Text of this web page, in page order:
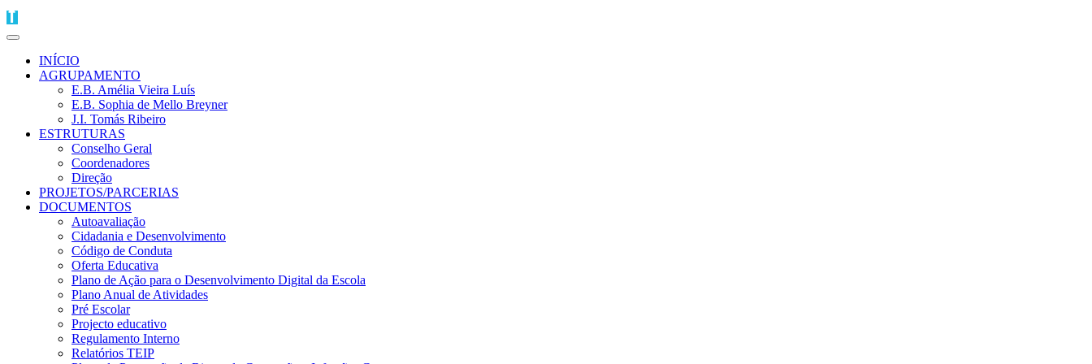
INÍCIO
AGRUPAMENTO
E.B. Amélia Vieira Luís
E.B. Sophia de Mello Breyner
J.I. Tomás Ribeiro
ESTRUTURAS
Conselho Geral
Coordenadores
Direção
PROJETOS/PARCERIAS
DOCUMENTOS
Autoavaliação
Cidadania e Desenvolvimento
Código de Conduta
Oferta Educativa
Plano de Ação para o Desenvolvimento Digital da Escola
Plano Anual de Atividades
Pré Escolar
Projecto educativo
Regulamento Interno
Relatórios TEIP